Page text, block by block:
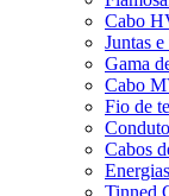
Cabo
Juntas
Gama
Cabo
Fio de
Cabos
Tinned